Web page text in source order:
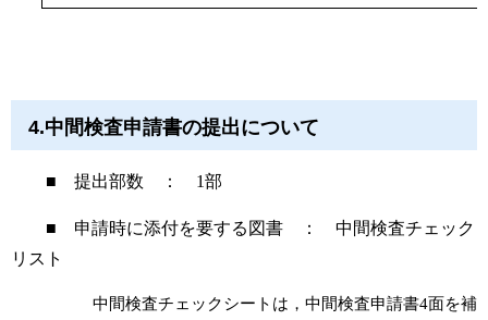
4.中間検査申請書の提出について
■ 提出部数 ： 1部
■ 申請時に添付を要する図書 ： 中間検査チェック
リスト
中間検査チェックシートは，中間検査申請書4面を補